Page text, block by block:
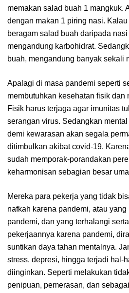
memakan salad buah 1 mangkuk.
dengan makan 1 piring nasi.
beragam salad buah daripada
mengandung karbohidrat.
buah, mengandung banyak sekali
Apalagi di masa pandemi seperti
membutuhkan kesehatan fisik dan
Fisik harus terjaga agar imunitas
serangan virus. Sedangkan
demi kewarasan akan segala
ditimbulkan akibat covid-19.
sudah memporak-porandakan
keharmonisan sebagian besar
Mereka para pekerja yang tidak
nafkah karena pandemi, atau
pandemi, dan yang terhalangi
pekerjaannya karena pandemi,
suntikan daya tahan mentalnya.
stress, depresi, hingga terjadi hal-
diinginkan. Seperti melakukan
penipuan, pemerasan, dan